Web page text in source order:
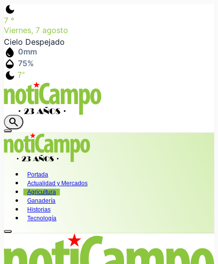
dark_mode
7 °
Viernes, 7 agosto
Cielo Despejado
water_drop 0mm
humidity_mid 75%
dark_mode 7°
search
Portada
Actualidad y Mercados
Agricultura
Ganadería
Historias
Tecnología